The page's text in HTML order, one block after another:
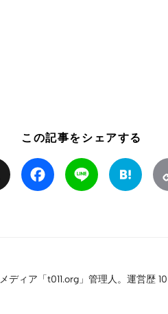
この記事をシェアする
Facebook Line
ィア「t011.org」管理人。運営歴